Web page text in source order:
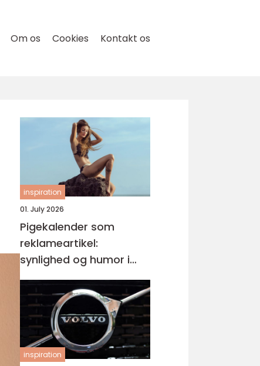
Om os Cookies Kontakt os
inspiration
01. July 2026
Pigekalender som
reklameartikel:
synlighed og humor i
samme produkt
inspiration